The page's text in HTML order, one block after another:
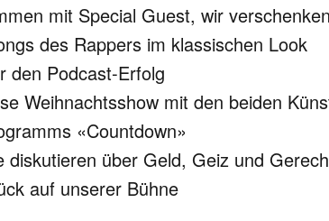
mit Special Guest, wir
des Rappers im klassischen Look
den Podcast-Erfolg
Weihnachtsshow mit den beiden
«Countdown»
diskutieren über Geld, Geiz und
auf unserer Bühne